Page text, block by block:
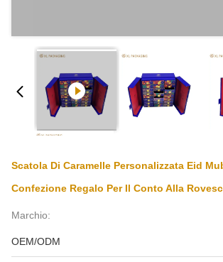
Scatola Di Caramelle Personalizzata Eid
Confezione Regalo Per Il Conto Alla
Marchio:
OEM/ODM